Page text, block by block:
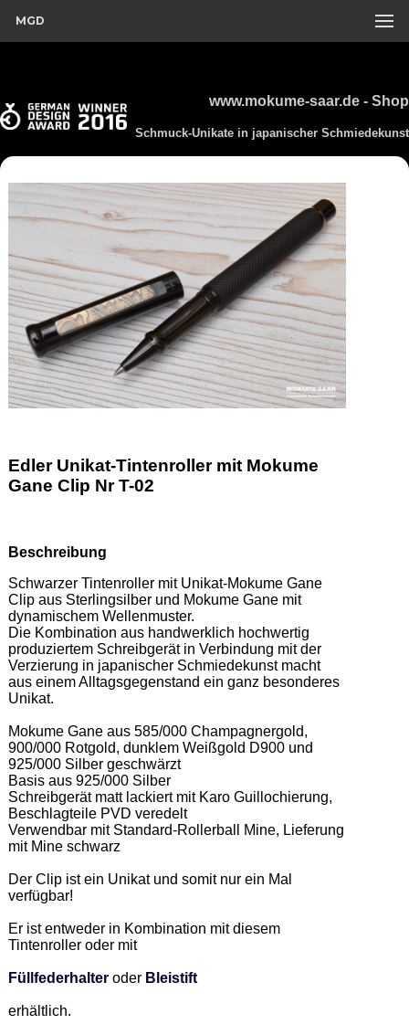
MGD
www.mokume-saar.de - Shop
Schmuck-Unikate in japanischer Schmiedekunst
Edler Unikat-Tintenroller mit Mokume
Gane Clip Nr T-02
Beschreibung
Schwarzer Tintenroller mit Unikat-Mokume Gane
Clip aus Sterlingsilber und Mokume Gane mit
dynamischem Wellenmuster.
Die Kombination aus handwerklich hochwertig
produziertem Schreibgerät in Verbindung mit der
Verzierung in japanischer Schmiedekunst macht
aus einem Alltagsgegenstand ein ganz besonderes
Unikat.
Mokume Gane aus 585/000 Champagnergold,
900/000 Rotgold, dunklem Weißgold D900 und
925/000 Silber geschwärzt
Basis aus 925/000 Silber
Schreibgerät matt lackiert mit Karo Guillochierung,
Beschlagteile PVD veredelt
Verwendbar mit Standard-Rollerball Mine, Lieferung
mit Mine schwarz
Der Clip ist ein Unikat und somit nur ein Mal
verfügbar!
Er ist entweder in Kombination mit diesem
Tintenroller oder mit
Füllfederhalter oder Bleistift
erhältlich.